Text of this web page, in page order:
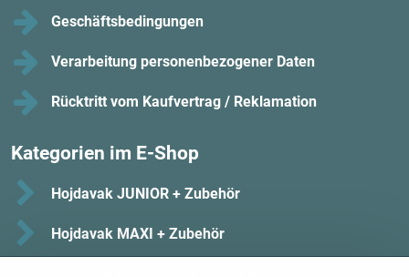
Geschäftsbedingungen
Verarbeitung personenbezogener Daten
Rücktritt vom Kaufvertrag / Reklamation
Kategorien im E-Shop
Hojdavak JUNIOR + Zubehör
Hojdavak MAXI + Zubehör